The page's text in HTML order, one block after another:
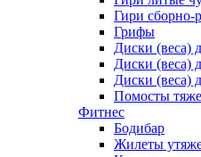
Гири сборно-
Грифы
Диски (веса)
Диски (веса)
Диски (веса)
Помосты
Фитнес
Бодибар
Жилеты